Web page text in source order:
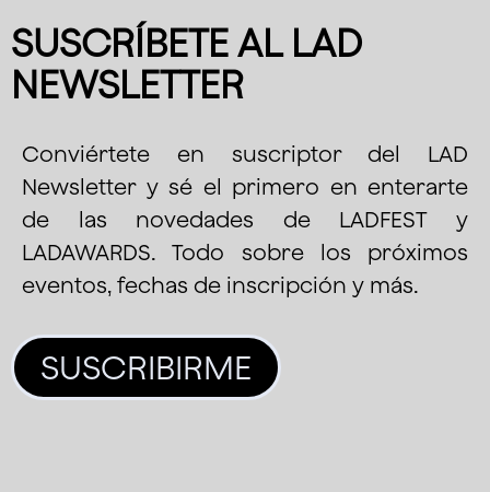
SUSCRÍBETE AL LAD
NEWSLETTER
Conviértete en suscriptor del LAD
Newsletter y sé el primero en enterarte
de las novedades de LADFEST y
LADAWARDS. Todo sobre los próximos
eventos, fechas de inscripción y más.
SUSCRIBIRME